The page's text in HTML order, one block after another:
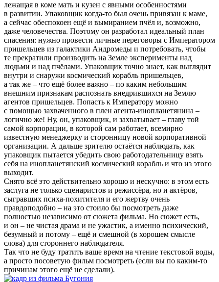
лежащая в коме мать и кузен с явными особенностями
в развитии. Упаковщик когда-то был очень привязан к маме,
а сейчас обеспокоен ещё и вымиранием пчёл и, возможно,
даже человечества. Поэтому он разработал идеальный план
спасения: нужно провести личные переговоры с Императором
пришельцев из галактики Андромеды и потребовать, чтобы
те прекратили производить на Земле эксперименты над
людьми и над пчёлами. Упаковщик точно знает, как выглядит
внутри и снаружи космический корабль пришельцев,
а так же – что ещё более важно – по каким небольшим
внешним признакам распознать внедрившихся на Землю
агентов пришельцев. Попасть к Императору можно
с помощью захваченного в плен агента-инопланетянина –
логично же! Ну, он, упаковщик, и захватывает – главу той
самой корпорации, в которой сам работает, всемирно
известную менеджерку и сторонницу новой корпоративной
организации. А дальше зрителю остаётся наблюдать, как
упаковщик пытается убедить свою работодательницу взять
себя на инопланетянский космический корабль и что из этого
выходит.
Снято всё это действительно хорошо и нескучно: в этом есть
заслуга не только сценаристов и режиссёра, но и актёров,
сыгравших психа-похитителя и его жертву очень
правдоподобно – на это стоило бы посмотреть даже
полностью независимо от сюжета фильма. Но сюжет есть,
и он – не чистая драма и не ужастик, а именно психический,
безумный и потому – ещё и смешной (в хорошем смысле
слова) для стороннего наблюдателя.
Так что не буду тратить ваше время на чтение текстовой воды,
а просто посоветую фильм посмотреть (если вы по каким-то
причинам этого ещё не сделали).